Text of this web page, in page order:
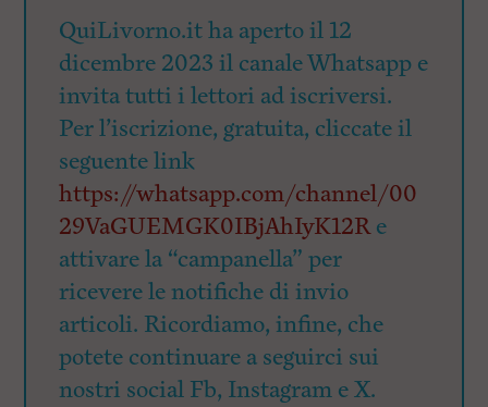
QuiLivorno.it ha aperto il 12
dicembre 2023 il canale Whatsapp e
invita tutti i lettori ad iscriversi.
Per l’iscrizione, gratuita, cliccate il
seguente link
https://whatsapp.com/channel/00
29VaGUEMGK0IBjAhIyK12Re
attivare la “campanella” per
ricevere le notifiche di invio
articoli. Ricordiamo, infine, che
potete continuare a seguirci sui
nostri social Fb, Instagram e X.